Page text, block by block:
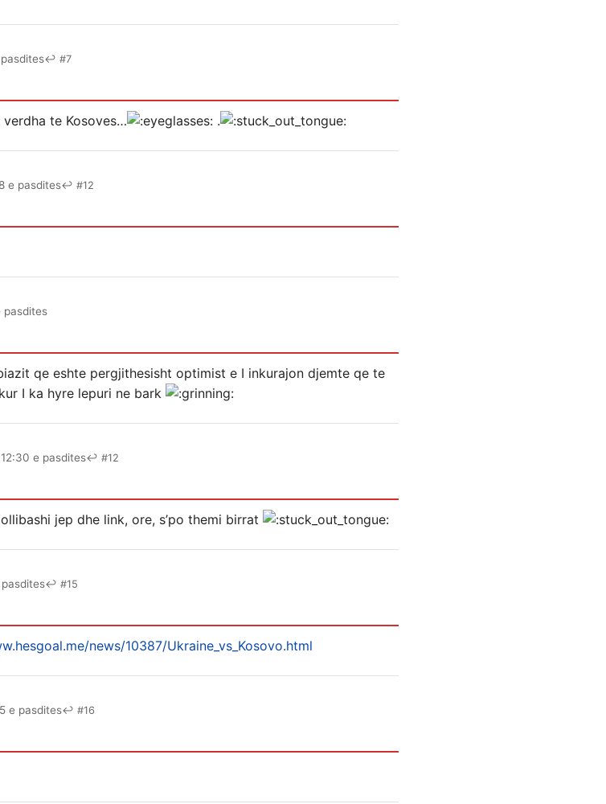
↩ #7
te Kosoves… .
e pasdites↩ #12
pasdites
qe eshte pergjithesisht optimist e I inkurajon djemte qe te
I ka hyre lepuri ne bark
e pasdites↩ #12
jep dhe link, ore, s’po themi birrat
↩ #15
news/10387/Ukraine_vs_Kosovo.html
e pasdites↩ #16